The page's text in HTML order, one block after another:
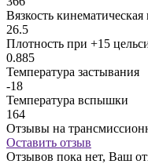
Вязкость
26.5
Плотность при +15
0.885
Температура застывания
-18
Температура вспышки
164
Отзывы на
Оставить отзыв
Отзывов пока нет, Ваш